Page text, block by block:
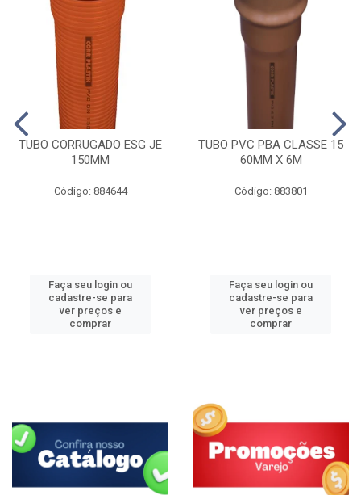
TUBO CORRUGADO ESG JE
150MM
Código: 884644
Faça seu login ou
cadastre-se para
ver preços e
comprar
TUBO PVC PBA CLASSE 15
60MM X 6M
Código: 883801
Faça seu login ou
cadastre-se para
ver preços e
comprar